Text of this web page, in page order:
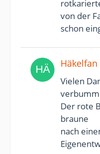
von der
schon
Häkelfan
Vielen
Der rote
braune
nach